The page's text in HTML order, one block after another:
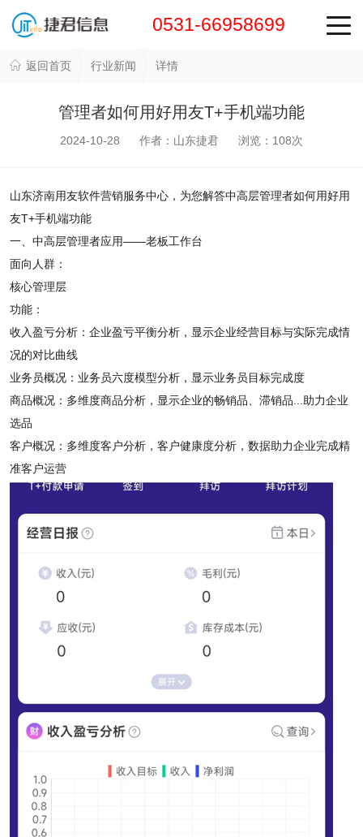
0531-66958699
返回首页 行业新闻 详情
管理者如何用好用友T+手机端功能
2024-10-28 作者：山东捷君 浏览： 108次
山东济南用友软件营销服务中心，为您解答中高层管理者如何用好用
友T+手机端功能
一、中高层管理者应用——老板工作台
面向人群：
核心管理层
功能：
收入盈亏分析：企业盈亏平衡分析，显示企业经营目标与实际完成情
况的对比曲线
业务员概况：业务员六度模型分析，显示业务员目标完成度
商品概况：多维度商品分析，显示企业的畅销品、滞销品...助力企业
选品
客户概况：多维度客户分析，客户健康度分析，数据助力企业完成精
准客户运营